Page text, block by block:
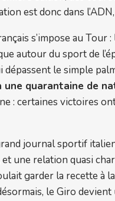
est donc dans
s’impose au Tour
autour du sport de
le simple
une quarantaine de
: certaines victoires
journal sportif
une relation quasi
garder la recette à
le Giro